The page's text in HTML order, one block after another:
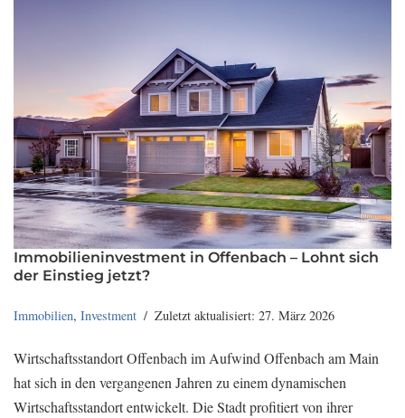
Immobilieninvestment in Offenbach – Lohnt sich
der Einstieg jetzt?
Immobilien, Investment Zuletzt aktualisiert: 27. März 2026
Wirtschaftsstandort Offenbach im Aufwind Offenbach am Main
hat sich in den vergangenen Jahren zu einem dynamischen
Wirtschaftsstandort entwickelt. Die Stadt profitiert von ihrer